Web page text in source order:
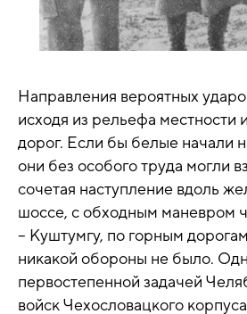
Направления вероятных
исходя из рельефа местности
дорог. Если бы белые начали
они без особого труда могли
сочетая наступление вдоль
шоссе, с обходным маневром
– Куштумгу, по горным
никакой обороны не было.
первостепенной задачей
войск Чехословацкого